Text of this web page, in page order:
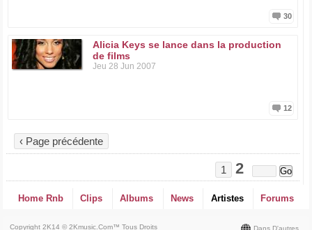
30
Alicia Keys se lance dans la production
de films
Jeu 28 Jun 2007
12
‹ Page précédente
1 2
Home Rnb Clips Albums News Artistes Forums
Dans D'autres
Copyright 2K14 © 2Kmusic.com™Tous Droits